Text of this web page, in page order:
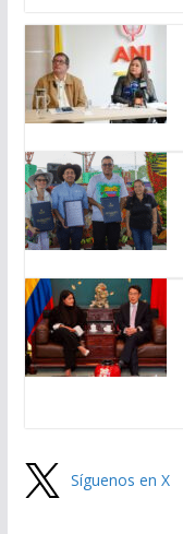
Síguenos en X